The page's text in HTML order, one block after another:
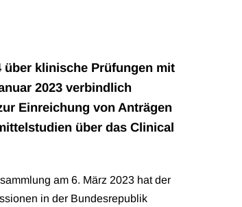
über klinische Prüfungen mit
2023 verbindlich
Einreichung von Anträgen
über das Clinical
am 6. März 2023 hat der
in der Bundesrepublik